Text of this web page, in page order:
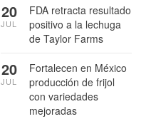
FDA retracta resultado
positivo a la lechuga
de Taylor Farms
20
JUL
Fortalecen en México
producción de frijol
con variedades
mejoradas
20
JUL